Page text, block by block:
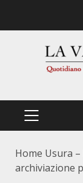
PRIMÄRES
Home Usura –
archiviazione